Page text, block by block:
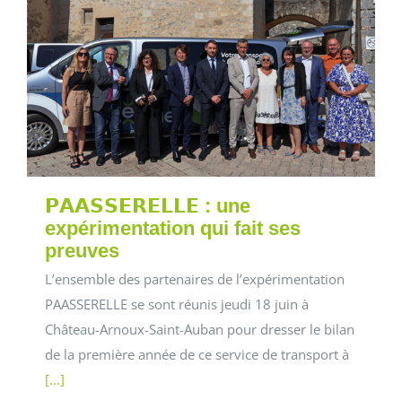
𝗣𝗔𝗔𝗦𝗦𝗘𝗥𝗘𝗟𝗟𝗘 : une
expérimentation qui fait ses
preuves
L’ensemble des partenaires de l’expérimentation
PAASSERELLE se sont réunis jeudi 18 juin à
Château-Arnoux-Saint-Auban pour dresser le bilan
de la première année de ce service de transport à
[...]